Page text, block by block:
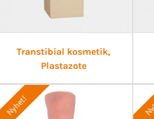
Transtibial kosmetik,
Plastazote
Nyhet!